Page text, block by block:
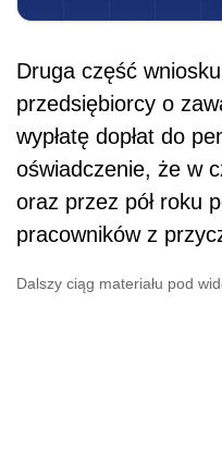
Druga część
przedsiębiorcy o
wypłatę dopłat do
oświadczenie, że w
oraz przez pół roku
pracowników z
Dalszy ciąg materiału pod